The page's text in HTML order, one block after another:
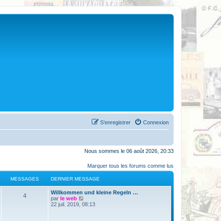
Connexion
S’enregistrer
Nous sommes le 06 août 2026, 20:33
Marquer tous les forums comme lus
MESSAGES DERNIER MESSAGE
4
Willkommen und kleine Regeln …
par le web
o
22 juil. 2019, 08:13